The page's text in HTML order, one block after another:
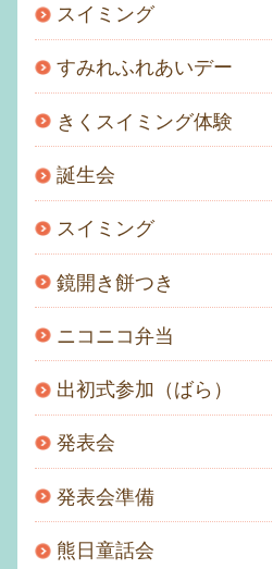
スイミング
すみれふれあいデー
きくスイミング体験
誕生会
スイミング
鏡開き餅つき
ニコニコ弁当
出初式参加（ばら）
発表会
発表会準備
熊日童話会